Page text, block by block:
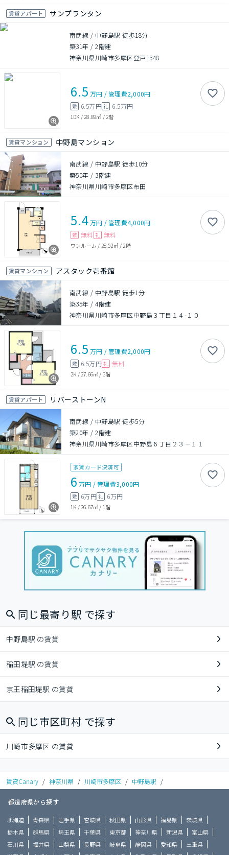
賃貸アパート サンプランタン
南武線 / 中野島駅 徒歩18分
築31年 /2階建
神奈川県川崎市多摩区登戸1348
6.5 万円 /管理費2,000円
敷 6.5万円礼 6.5万円
1DK / 28.89㎡ / 2階
賃貸マンション 中野島マンション
南武線 / 中野島駅 徒歩10分
築50年 / 3階建
神奈川県川崎市多摩区布田
5.4万円 /管理費4,000円
敷 無料 礼 無料
ワンルーム / 28.52㎡/ 2階
賃貸マンション アスタック壱番館
南武線 / 中野島駅 徒歩1分
築35年 /4階建
神奈川県川崎市多摩区中野島３丁目１４-１０
6.5 万円 /管理費2,000円
敷 6.5万円 礼 無料
2K / 27.66㎡ / 3階
賃貸アパート リバーストーンN
南武線 / 中野島駅 徒歩5分
築20年 /2階建
神奈川県川崎市多摩区中野島６丁目２３－１１
家賃カード決済可
6 万円 /管理費3,000円
敷 6万円礼 6万円
1K /26.67㎡ / 1階
同じ最寄り駅 で探す
中野島駅 の賃貸
稲田堤駅 の賃貸
京王稲田堤駅 の賃貸
同じ市区町村 で探す
川崎市多摩区 の賃貸
賃貸Canary / 神奈川県 / 川崎市多摩区 / 中野島駅 /
都道府県から探す
北海道 青森県 岩手県 宮城県 秋田県 山形県 福島県
茨城県
栃木県
群馬県 埼玉県 千葉県 東京都 神奈川県 新潟県
富山県
石川県
福井県 山梨県 長野県 岐阜県 静岡県 愛知県
三重県